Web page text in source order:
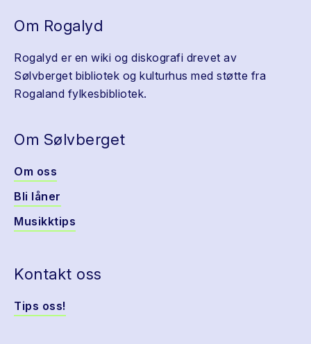
Om Rogalyd
Rogalyd er en wiki og diskografi drevet av
Sølvberget bibliotek og kulturhus med støtte fra
Rogaland fylkesbibliotek.
Om Sølvberget
Om oss
Bli låner
Musikktips
Kontakt oss
Tips oss!